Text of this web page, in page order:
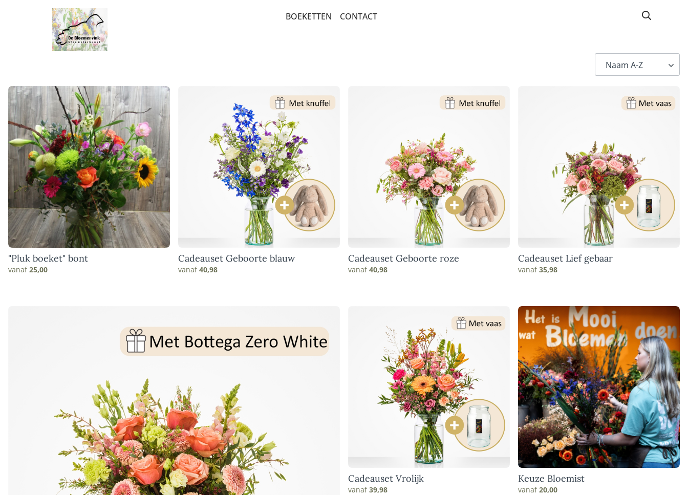
BOEKETTEN
ROZEN
EIGEN ROUWBLOEMWERK
BETERSCHAP EN STERKTE
KEUZE BLOEMIST
LUXE-CADEAUBOEKETTEN
MEEST DUURZAME KEUZE
BESTSELLERS
BEDANKT EN ZOMAAR
CONTACT
"Pluk boeket" bont
vanaf25,00
Cadeauset Geboorte blauw
vanaf40,98
Cadeauset Geboorte roze
vanaf40,98
Cadeauset Lief gebaar
vanaf35,98
Cadeauset Vrolijk
vanaf39,98
Keuze Bloemist
vanaf20,00